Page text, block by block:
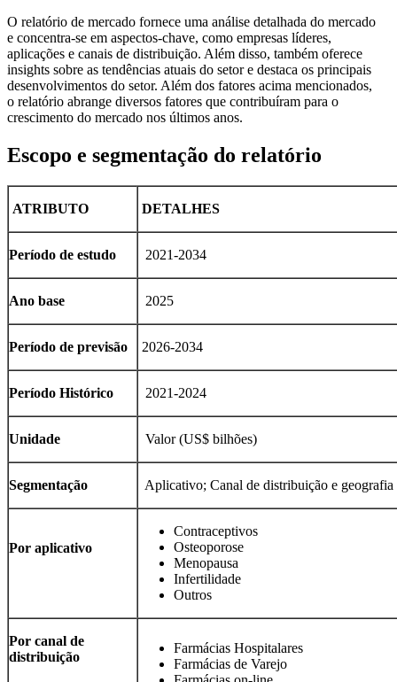
O relatório de mercado fornece uma análise detalhada do mercado
e concentra-se em aspectos-chave, como empresas líderes,
aplicações e canais de distribuição. Além disso, também oferece
insights sobre as tendências atuais do setor e destaca os principais
desenvolvimentos do setor. Além dos fatores acima mencionados,
o relatório abrange diversos fatores que contribuíram para o
crescimento do mercado nos últimos anos.
Escopo e segmentação do relatório
ATRIBUTO DETALHES
Período de estudo 2021-2034
Ano base 2025
Período de previsão 2026-2034
Período Histórico 2021-2024
Unidade Valor (US$ bilhões)
Segmentação Aplicativo; Canal de distribuição e geografia
Por aplicativo
Contraceptivos
Osteoporose
Menopausa
Infertilidade
Outros
Por canal de
distribuição
Farmácias Hospitalares
Farmácias de Varejo